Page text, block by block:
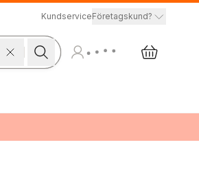
KundserviceFöretagskund?